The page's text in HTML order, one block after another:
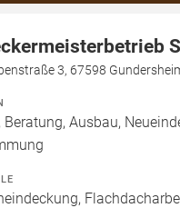
3, 67598
Beratung, Ausbau,